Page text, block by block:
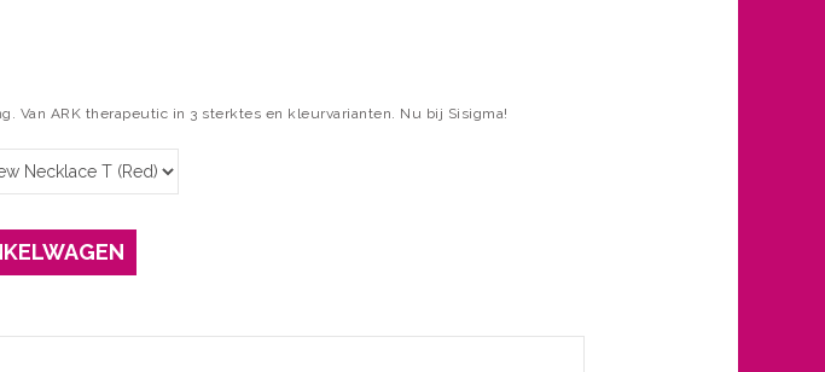
Van ARK therapeutic in 3 sterktes en kleurvarianten. Nu bij Sisigma!